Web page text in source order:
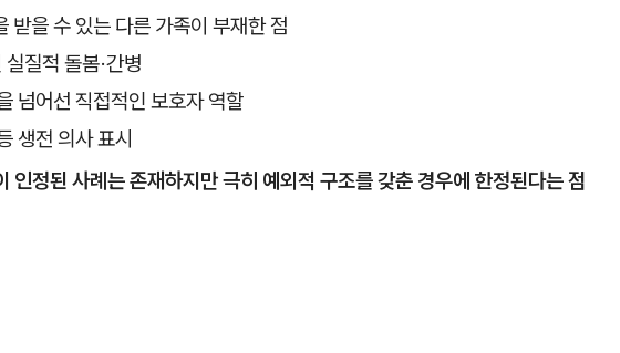
받을 수 있는 다른 가족이 부재한 점
질적 돌봄·간병
넘어선 직접적인 보호자 역할
생전 의사 표시
인정된 사례는 존재하지만 극히 예외적 구조를 갖춘 경우에 한정된다는 점